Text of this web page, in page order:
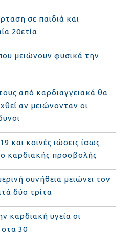
σε παιδιά και
20ετία
μειώνουν φυσικά την
από καρδιαγγειακά θα
αν μειώνονταν οι
και κοινές ιώσεις ίσως
καρδιακής προσβολής
συνήθεια μειώνει τον
δύο τρίτα
καρδιακή υγεία οι
στα 30